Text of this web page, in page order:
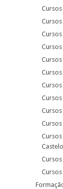
Cursos
Castelo
Cursos
Cursos